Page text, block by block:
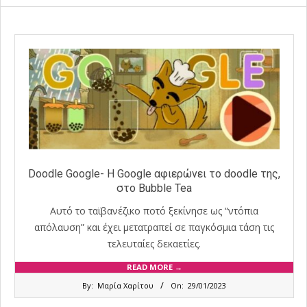
Doodle Google- Η Google αφιερώνει το doodle της,
στο Bubble Tea
Αυτό το ταϊβανέζικο ποτό ξεκίνησε ως “ντόπια
απόλαυση” και έχει μετατραπεί σε παγκόσμια τάση τις
τελευταίες δεκαετίες.
READ MORE →
By: Μαρία Χαρίτου On: 29/01/2023